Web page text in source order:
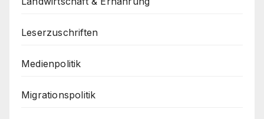
Leserzuschriften
Medienpolitik
Migrationspolitik